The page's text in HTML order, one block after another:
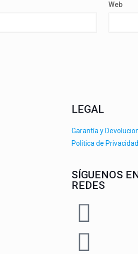
Web
LEGAL
Garantía y
Política de Privacidad
SÍGUENOS
REDES